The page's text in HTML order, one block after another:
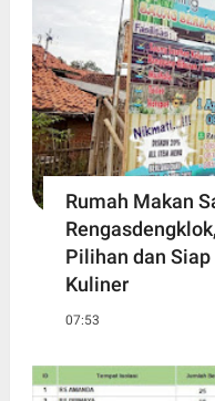
Rumah Makan
Pilihan dan
Kuliner
07:53